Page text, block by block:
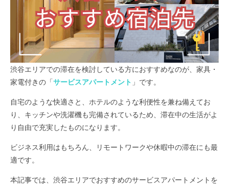
渋谷エリアでの滞在を検討している方におすすめなのが、家具・
家電付きの「サービスアパートメント 」です。
自宅のような快適さと、ホテルのような利便性を兼ね備えてお
り、キッチンや洗濯機も完備されているため、滞在中の生活がよ
り自由で充実したものになります。
ビジネス利用はもちろん、リモートワークや休暇中の滞在にも最
適です。
本記事では、渋谷エリアでおすすめのサービスアパートメントを